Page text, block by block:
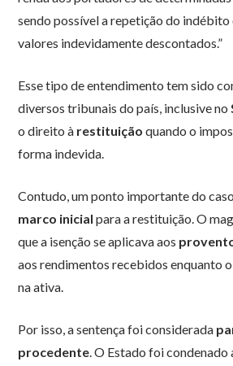
sendo possível a repetição do indébito
valores indevidamente descontados.”
Esse tipo de entendimento tem sido
diversos tribunais do país, inclusive no
o direito à restituição quando o
forma indevida.
Contudo, um ponto importante do
marco inicial para a restituição. O
que a isenção se aplicava aos
aos rendimentos recebidos enquanto
na ativa.
Por isso, a sentença foi considerada
procedente. O Estado foi condenado